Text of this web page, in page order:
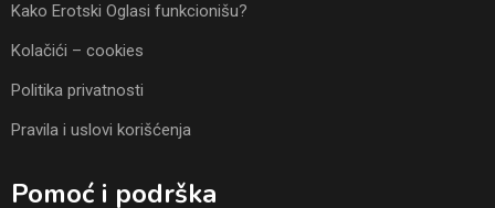
Kako Erotski Oglasi funkcionišu?
Kolačići – cookies
Politika privatnosti
Pravila i uslovi korišćenja
Pomoć i podrška